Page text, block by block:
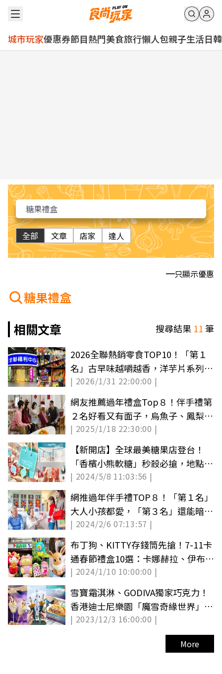
城市玩家優惠券節目熱門美食旅行懶人包親子生活日韓
全部 文章 店家 達人
只顯示優惠
糖果禮盒
相關文章
搜尋結果 11筆
2026全聯熱銷零食TOP10！「第１
名」古早味越嚼越香，洋芋片系列只
排第３
| 2026/1/31 22:00:00 |
網友推薦過年禮盒Top８！伴手禮第
２名好看又有面子，烏魚子、鳳梨酥
都輸（中獎公布）
| 2025/1/18 22:30:00 |
【新開店】全球最美糖果店登台！
「香檳小熊軟糖」秒殺必搶，地點、
價格曝
| 2024/5/8 11:03:56 |
網推過年伴手禮TOP８！「第１名」
大人小孩都愛，「第３名」還能暗藏
小驚喜
| 2024/2/6 07:13:57 |
布丁狗、KITTY存錢筒先搶！7-11卡
通春節禮盒10選：卡娜赫拉、伊布、
維尼都有
| 2024/1/10 10:00:00 |
雪寶霜淇淋、GODIVA獨家巧克力！
香港迪士尼樂園「魔雪奇緣世界」美
食全特蒐（中獎公布）
| 2023/12/3 16:00:00 |
More